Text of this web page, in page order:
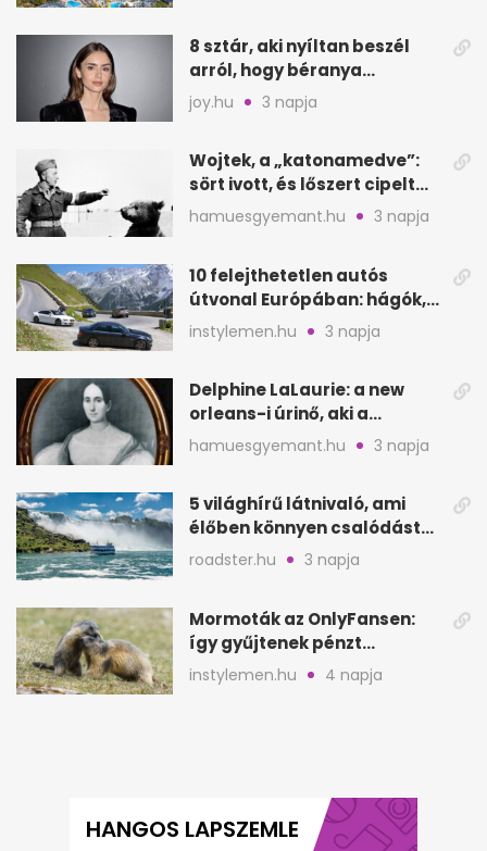
8 sztár, aki nyíltan beszél
arról, hogy béranya
segítette a családalapítást
joy.hu 3 napja
Wojtek, a „katonamedve”:
sört ivott, és lőszert cipelt
Monte Cassinónál
hamuesgyemant.hu 3 napja
10 felejthetetlen autós
útvonal Európában: hágók,
partok, fjordok
instylemen.hu 3 napja
Delphine LaLaurie: a new
orleans-i úrinő, aki a
padláson kínzott
hamuesgyemant.hu 3 napja
5 világhírű látnivaló, ami
élőben könnyen csalódást
okozhat
roadster.hu 3 napja
Mormoták az OnlyFansen:
így gyűjtenek pénzt
amerikai kutatók
instylemen.hu 4 napja
HANGOS LAPSZEMLE